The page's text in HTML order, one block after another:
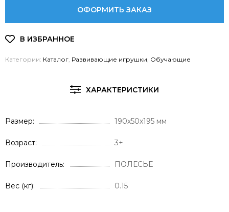
ОФОРМИТЬ ЗАКАЗ
Категории: Каталог Развивающие игрушки Обучающие
ХАРАКТЕРИСТИКИ
Размер 190х50х195 мм
Возраст 3+
Производитель ПОЛЕСЬЕ
Вес (кг) 0.15